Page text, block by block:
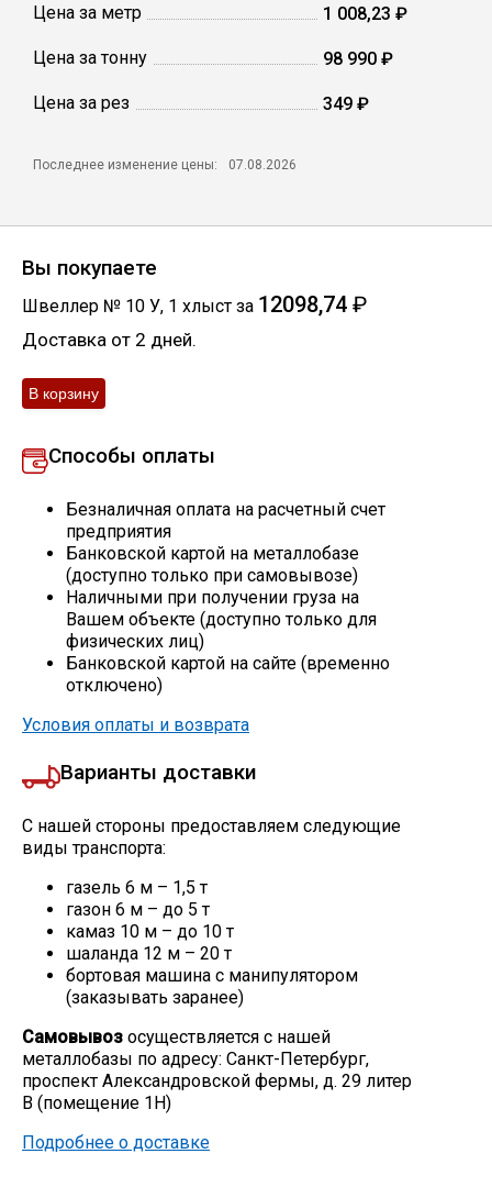
Электроды
Проволока
Скобо-гибочные изделия
Остальное
Цена за метр 1 008,23 ₽
Цена за тонну 98 990 ₽
Цена за рез 349 ₽
Последнее изменение цены: 07.08.2026
Вы покупаете
Швеллер № 10 У, 1 хлыст за 12098,74 ₽
Доставка от 2 дней.
Способы оплаты
Безналичная оплата на расчетный счет
предприятия
Банковской картой на металлобазе
(доступно только при самовывозе)
Наличными при получении груза на
Вашем объекте (доступно только для
физических лиц)
Банковской картой на сайте (временно
отключено)
Условия оплаты и возврата
Варианты доставки
С нашей стороны предоставляем следующие
виды транспорта:
газель 6 м – 1,5 т
газон 6 м – до 5 т
камаз 10 м – до 10 т
шаланда 12 м – 20 т
бортовая машина с манипулятором
(заказывать заранее)
Самовывоз осуществляется с нашей
металлобазы по адресу: Санкт-Петербург,
проспект Александровской фермы, д. 29 литер
В (помещение 1Н)
Подробнее о доставке